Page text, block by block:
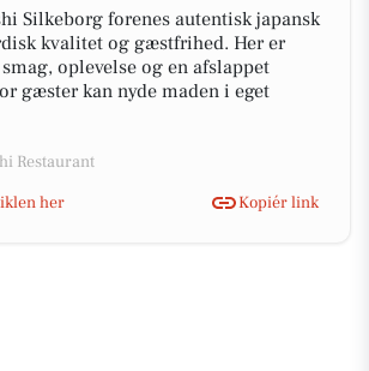
Silkeborg forenes autentisk japansk
kvalitet og gæstfrihed. Her er
oplevelse og en afslappet
gæster kan nyde maden i eget
Restaurant
her
Kopiér link